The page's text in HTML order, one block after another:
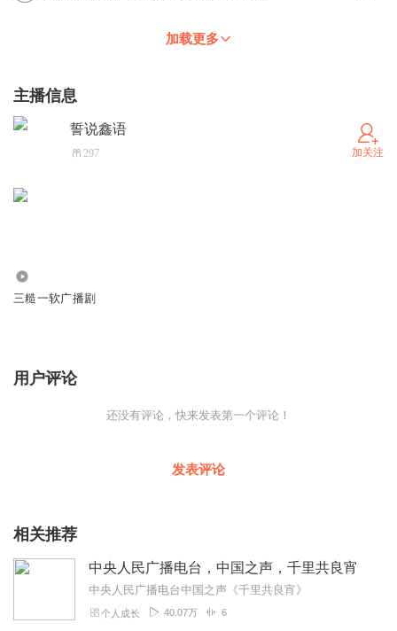
加载更多
主播信息
誓说鑫语
297 加关注
三糙一软广播剧
用户评论
还没有评论，快来发表第一个评论！
发表评论
相关推荐
中央人民广播电台，中国之声，千里共良宵
中央人民广播电台中国之声《千里共良宵》
个人成长 40.07万 6